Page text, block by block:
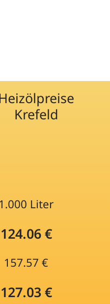
Krefeld
1.000 Liter
124.06 €
157.57 €
127.03 €